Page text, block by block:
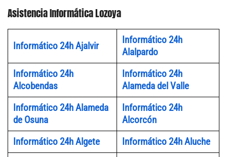
Asistencia Informática Lozoya
Informático 24h Ajalvir
Informático 24h
Alalpardo
Informático 24h
Alcobendas
Informático 24h
Alameda del Valle
Informático 24h Alameda
de Osuna
Informático 24h
Alcorcón
Informático 24h Algete
Informático 24h Aluche